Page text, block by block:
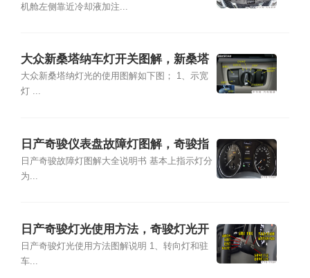
机舱左侧靠近冷却液加注...
大众新桑塔纳车灯开关图解，新桑塔
纳灯光使用图解
大众新桑塔纳灯光的使用图解如下图； 1、示宽
灯 ...
日产奇骏仪表盘故障灯图解，奇骏指
示灯图解大全
日产奇骏故障灯图解大全说明书 基本上指示灯分
为...
日产奇骏灯光使用方法，奇骏灯光开
关图解说明
日产奇骏灯光使用方法图解说明 1、转向灯和驻
车...